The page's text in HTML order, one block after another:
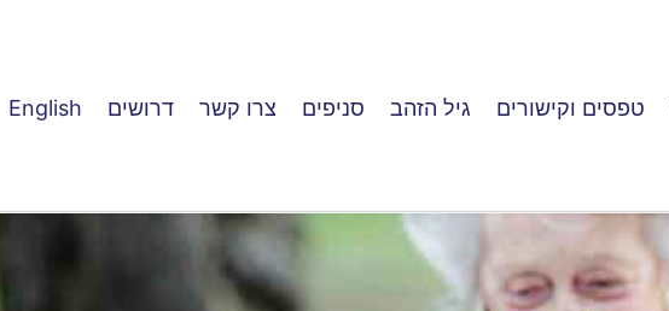
טפסים וקישורים גיל הזהב סניפים צרו קשר דרושים English